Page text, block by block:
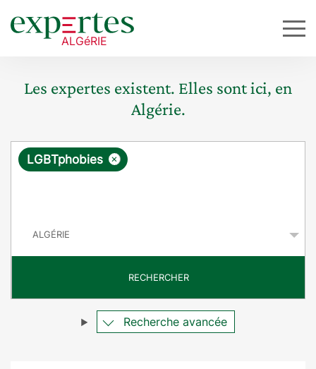
Les expertes existent. Elles sont ici, en
Algérie.
R
ê
e
×
LGBTphobies
RECHERCHER
Recherche avancée